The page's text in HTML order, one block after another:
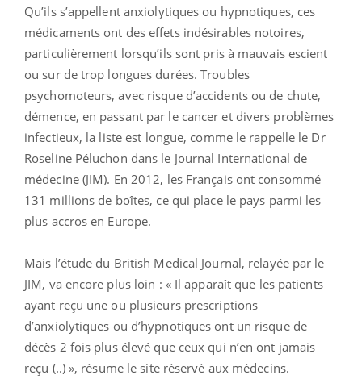
Qu’ils s’appellent anxiolytiques ou hypnotiques, ces
médicaments ont des effets indésirables notoires,
particulièrement lorsqu’ils sont pris à mauvais escient
ou sur de trop longues durées. Troubles
psychomoteurs, avec risque d’accidents ou de chute,
démence, en passant par le cancer et divers problèmes
infectieux, la liste est longue, comme le rappelle le Dr
Roseline Péluchon dans le Journal International de
médecine (JIM). En 2012, les Français ont consommé
131 millions de boîtes, ce qui place le pays parmi les
plus accros en Europe.
Mais l’étude du British Medical Journal, relayée par le
JIM, va encore plus loin : « Il apparaît que les patients
ayant reçu une ou plusieurs prescriptions
d’anxiolytiques ou d’hypnotiques ont un risque de
décès 2 fois plus élevé que ceux qui n’en ont jamais
reçu (..) », résume le site réservé aux médecins.